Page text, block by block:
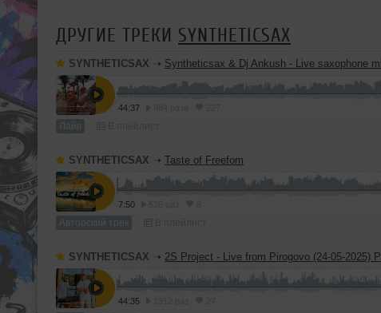
ДРУГИЕ ТРЕКИ SYNTHETICSAX
SYNTHETICSAX ➝ Syntheticsax & Dj Ankush - Live saxophone mix from Bastian Riviera (GOA
44:37
Лайв
SYNTHETICSAX ➝ Taste of Freefom
7:50
Авторский трек
SYNTHETICSAX ➝ 2S Project - Live from Pirogovo (24-05-2025)
44:35